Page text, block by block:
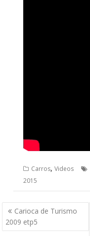
Carros, Videos
2015
Navegação
de
Carioca de Turismo
2009 etp5